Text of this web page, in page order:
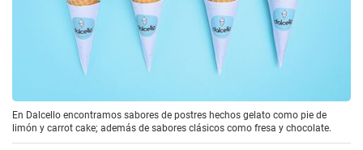
En Dalcello encontramos sabores de postres hechos gelato como pie de
limón y carrot cake; además de sabores clásicos como fresa y chocolate.